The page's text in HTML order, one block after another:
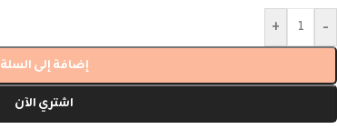
-
+
إضافة إلى السلة
اشتري الآن